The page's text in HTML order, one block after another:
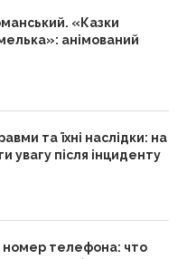
«Казки
анімований
та їхні наслідки: на
увагу після інциденту
номер телефона: что